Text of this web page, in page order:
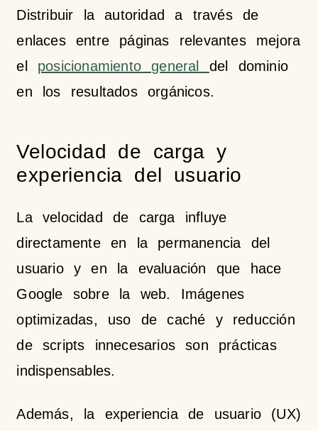
Distribuir la autoridad a través de
enlaces entre páginas relevantes mejora
el posicionamiento general del dominio
en los resultados orgánicos.
Velocidad de carga y
experiencia del usuario
La velocidad de carga influye
directamente en la permanencia del
usuario y en la evaluación que hace
Google sobre la web. Imágenes
optimizadas, uso de caché y reducción
de scripts innecesarios son prácticas
indispensables.
Además, la experiencia de usuario (UX)